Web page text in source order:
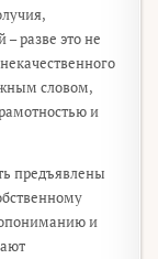
разве это не
словом,
и
предъявлены
и